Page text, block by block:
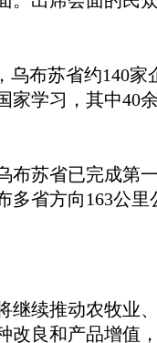
乌布苏省约140
家学习，其中40
布苏省已完成第
多省方向163公
继续推动农牧业
改良和产品增值